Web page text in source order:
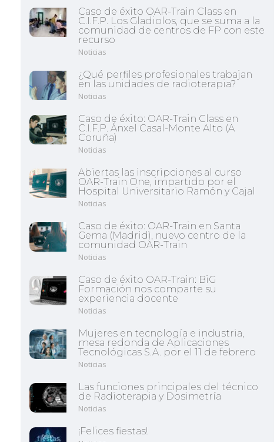
Caso de éxito OAR-Train Class en
C.I.F.P. Los Gladiolos, que se suma a la
comunidad de centros de FP con este
recurso
Noticias
¿Qué perfiles profesionales trabajan
en las unidades de radioterapia?
Noticias
Caso de éxito: OAR-Train Class en
C.I.F.P. Ánxel Casal-Monte Alto (A
Coruña)
Noticias
Abiertas las inscripciones al curso
OAR-Train One, impartido por el
Hospital Universitario Ramón y Cajal
Noticias
Caso de éxito: OAR-Train en Santa
Gema (Madrid), nuevo centro de la
comunidad OAR-Train
Noticias
Caso de éxito OAR-Train: BiG
Formación nos comparte su
experiencia docente
Noticias
Mujeres en tecnología e industria,
mesa redonda de Aplicaciones
Tecnológicas S.A. por el 11 de febrero
Noticias
Las funciones principales del técnico
de Radioterapia y Dosimetría
Noticias
¡Felices fiestas!